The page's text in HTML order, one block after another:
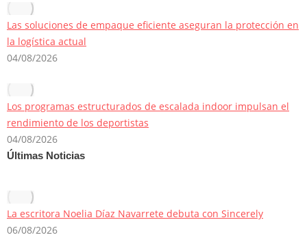
Las soluciones de empaque eficiente aseguran la protección en
la logística actual
04/08/2026
Los programas estructurados de escalada indoor impulsan el
rendimiento de los deportistas
04/08/2026
Últimas Noticias
La escritora Noelia Díaz Navarrete debuta con Sincerely
06/08/2026